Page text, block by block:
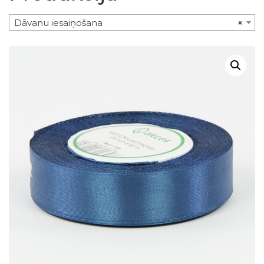
×
Dāvanu iesaiņošana